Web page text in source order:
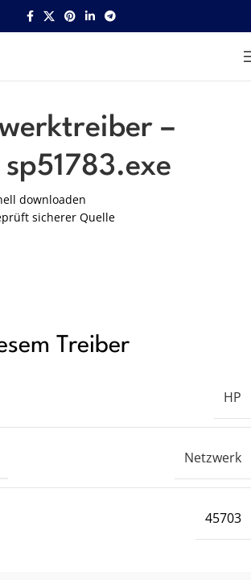
–
downloaden
sicherer Quelle
Treiber
HP
Netzwerk
45703